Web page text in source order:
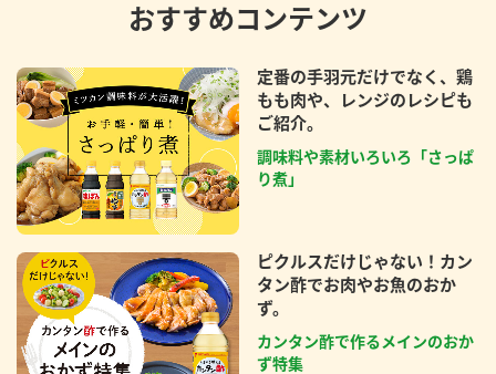
おすすめコンテンツ
定番の手羽元だけでなく、鶏
もも肉や、レンジのレシピも
ご紹介。
調味料や素材いろいろ「さっぱ
り煮」
ピクルスだけじゃない！カン
タン酢でお肉やお魚のおか
ず。
カンタン酢で作るメインのおか
ず特集